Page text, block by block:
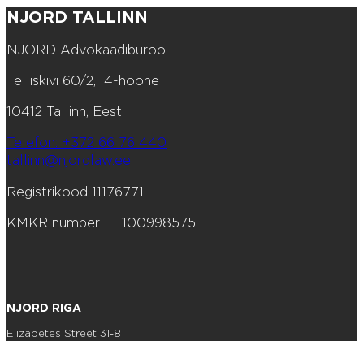
NJORD TALLINN
NJORD Advokaadibüroo
Telliskivi 60/2, I4-hoone
10412 Tallinn, Eesti
Telefon: +372 66 76 440
tallinn@njordlaw.ee
Registrikood 11176771
KMKR number EE100998575
NJORD RIGA
Elizabetes Street 31-8